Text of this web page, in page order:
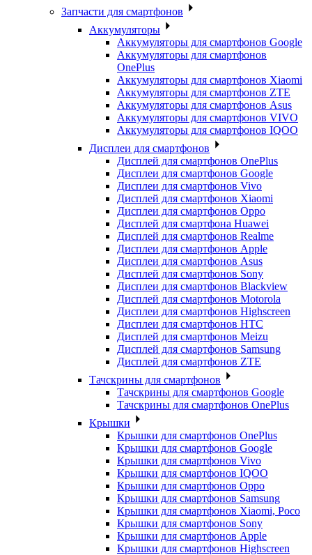
Запчасти для смартфонов
Аккумуляторы
Аккумуляторы для смартфонов Google
Аккумуляторы для смартфонов
OnePlus
Аккумуляторы для смартфонов Xiaomi
Аккумуляторы для смартфонов ZTE
Аккумуляторы для cмартфонов Asus
Аккумуляторы для смартфонов VIVO
Аккумуляторы для смартфонов IQOO
Дисплеи для смартфонов
Дисплей для смартфонов OnePlus
Дисплеи для смартфонов Google
Дисплеи для смартфонов Vivo
Дисплей для смартфонов Xiaomi
Дисплеи для смартфонов Oppo
Дисплей для смартфона Huawei
Дисплей для смартфонов Realme
Дисплеи для смартфонов Apple
Дисплеи для смартфонов Asus
Дисплей для смартфонов Sony
Дисплеи для смартфонов Blackview
Дисплей для смартфонов Motorola
Дисплеи для смартфонов Highscreen
Дисплеи для смартфонов HTC
Дисплей для смартфонов Meizu
Дисплей для смартфонов Samsung
Дисплей для смартфонов ZTE
Тачскрины для смартфонов
Тачскрины для смартфонов Google
Тачскрины для смартфонов OnePlus
Крышки
Крышки для смартфонов OnePlus
Крышки для смартфонов Google
Крышки для смартфонов Vivo
Крышки для смартфонов IQOO
Крышки для смартфонов Oppo
Крышки для смартфонов Samsung
Крышки для смартфонов Xiaomi, Poco
Крышки для смартфонов Sony
Крышки для смартфонов Apple
Крышки для смартфонов Highscreen